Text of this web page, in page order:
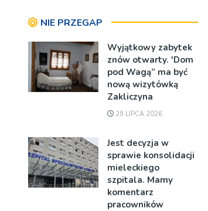
NIE PRZEGAP
Wyjątkowy zabytek
znów otwarty. 'Dom
pod Wagą” ma być
nową wizytówką
Zakliczyna
29 LIPCA 2026
Jest decyzja w
sprawie konsolidacji
mieleckiego
szpitala. Mamy
komentarz
pracowników